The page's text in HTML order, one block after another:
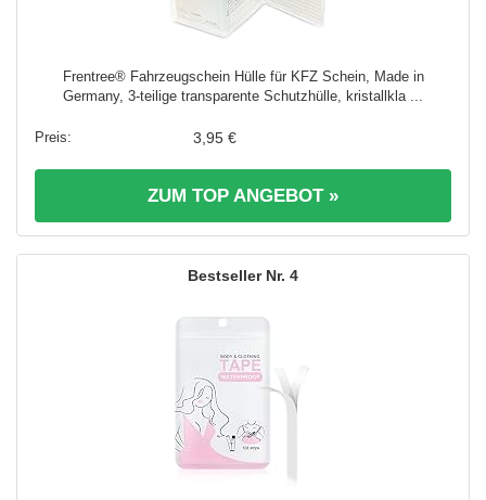
Frentree® Fahrzeugschein Hülle für KFZ Schein, Made in
Germany, 3-teilige transparente Schutzhülle, kristallkla ...
3,95 €
ZUM TOP ANGEBOT »
4